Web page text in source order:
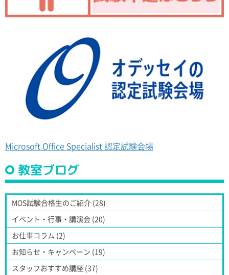
Microsoft Office Specialist 認定試験会場
教室ブログ
MOS試験合格生のご紹介 (28)
イベント・行事・講演会 (20)
お仕事コラム (2)
お知らせ・キャンペーン (19)
スタッフおすすめ講座 (37)